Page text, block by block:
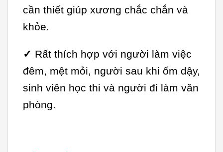
cần thiết giúp xương chắc chắn và
khỏe.
✓ Rất thích hợp với người làm việc
đêm, mệt mỏi, người sau khi ốm dậy,
sinh viên học thi và người đi làm văn
phòng.